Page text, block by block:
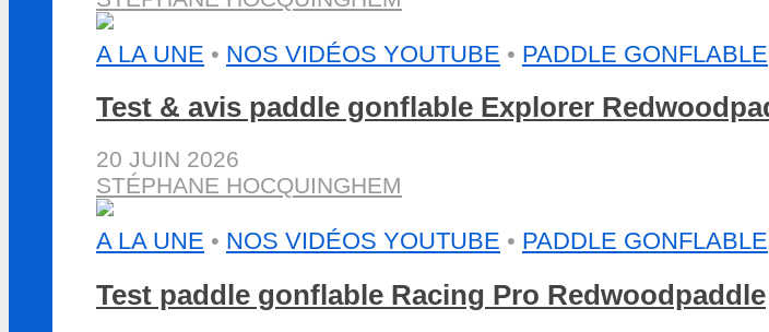
A LA UNE • NOS VIDÉOS YOUTUBE • PADDLE GONFLABLE
Test & avis paddle gonflable Explorer
20 JUIN 2026
STÉPHANE HOCQUINGHEM
A LA UNE • NOS VIDÉOS YOUTUBE • PADDLE GONFLABLE
Test paddle gonflable Racing Pro Redwoodpaddle